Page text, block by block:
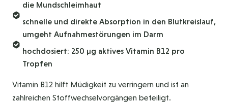
die Mundschleimhaut
schnelle und direkte Absorption in den Blutkreislauf,
umgeht Aufnahmestörungen im Darm
hochdosiert: 250 µg aktives Vitamin B12 pro
Tropfen
Vitamin B12 hilft Müdigkeit zu verringern und ist an
zahlreichen Stoffwechselvorgängen beteiligt.